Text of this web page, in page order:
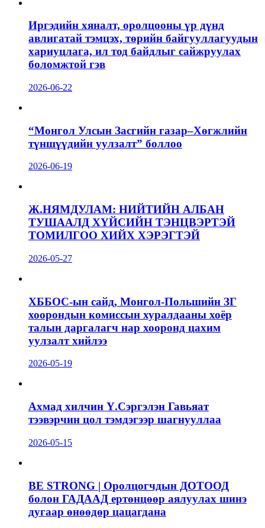
Иргэдийн хяналт, оролцооны үр дүнд
авлигатай тэмцэх, төрийн байгууллагуудын
хариуцлага, ил тод байдлыг сайжруулах
боломжтой гэв
2026-06-22
“Монгол Улсын Засгийн газар–Хөгжлийн
түншүүдийн уулзалт” боллоо
2026-06-19
Ж.НЯМДУЛАМ: НИЙТИЙН АЛБАН
ТУШААЛД ХҮЙСИЙН ТЭНЦВЭРТЭЙ
ТОМИЛГОО ХИЙХ ХЭРЭГТЭЙ
2026-05-27
ХББОС-ын сайд, Монгол-Польшийн ЗГ
хоорондын комиссын хуралдааны хоёр
талын даргалагч нар хооронд цахим
уулзалт хийлээ
2026-05-19
Ахмад хилчин Ү.Сэргэлэн Гавьяат
тээвэрчин цол тэмдэгээр шагнууллаа
2026-05-15
BE STRONG | Оролцогчдын ДОТООД
болон ГАДААД ертөнцөөр аялуулах шинэ
дугаар өнөөдөр цацагдана